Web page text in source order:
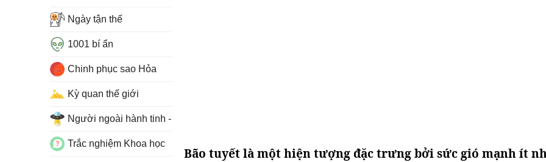
Bão tuyết là một hiện tượng đặc trưng bởi sức gió mạnh ít
Ngày tận thế
1001 bí ẩn
Chinh phục sao Hỏa
Kỳ quan thế giới
Người ngoài hành tinh - UFO
Trắc nghiệm Khoa học